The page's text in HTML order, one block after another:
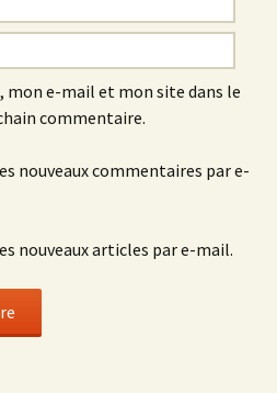
e-mail et mon site dans le
commentaire.
nouveaux commentaires par e-
nouveaux articles par e-mail.